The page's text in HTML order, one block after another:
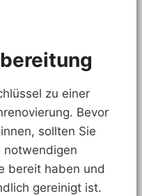
zu einer
Bevor
sollten Sie
notwendigen
bereit haben und
gereinigt ist.